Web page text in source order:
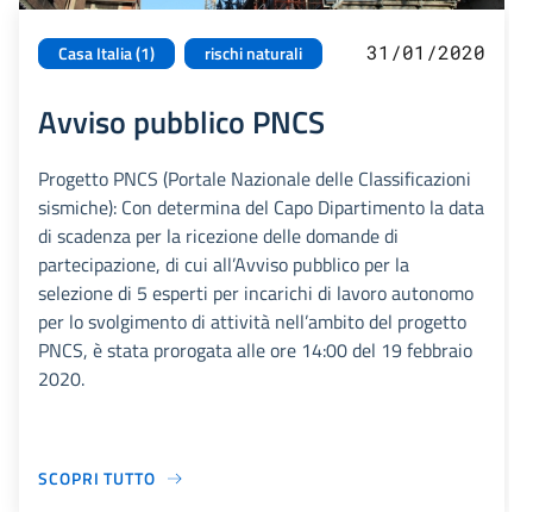
Casa Italia (1) rischi naturali 31/01/2020
Avviso pubblico PNCS
Progetto PNCS (Portale Nazionale delle Classificazioni
sismiche): Con determina del Capo Dipartimento la data
di scadenza per la ricezione delle domande di
partecipazione, di cui all’Avviso pubblico per la
selezione di 5 esperti per incarichi di lavoro autonomo
per lo svolgimento di attività nell’ambito del progetto
PNCS, è stata prorogata alle ore 14:00 del 19 febbraio
2020.
SCOPRI TUTTO